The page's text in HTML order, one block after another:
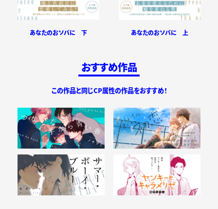
あなたのおソバに 下 あなたのおソバに 上
おすすめ作品
この作品と同じCP属性の作品をおすすめ！